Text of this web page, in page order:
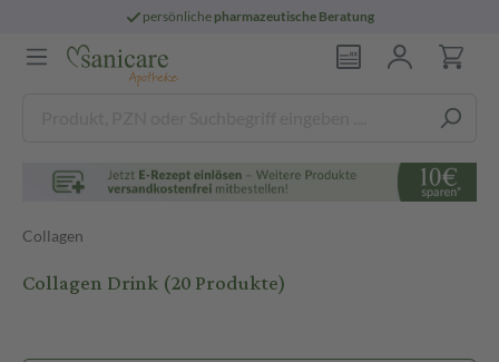
persönliche pharmazeutische Beratung
Collagen
Collagen Drink(20 Produkte)